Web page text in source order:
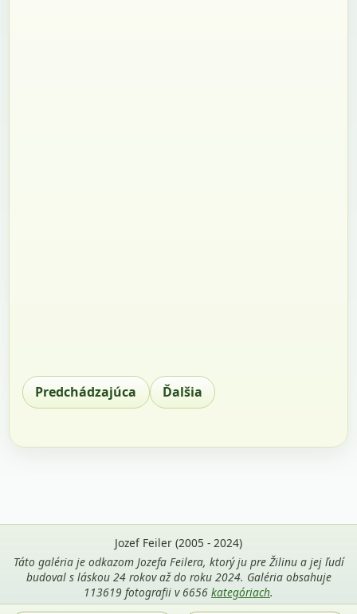
Predchádzajúca Ďalšia
Jozef Feiler (2005 - 2024)
Táto galéria je odkazom Jozefa Feilera, ktorý ju pre Žilinu a jej ľudí
budoval s láskou 24 rokov až do roku 2024. Galéria obsahuje
113619 fotografii v 6656 kategóriach.